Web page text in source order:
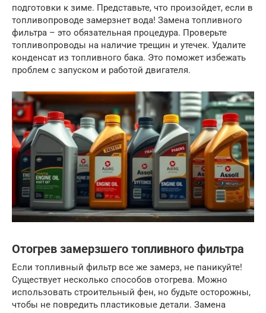
подготовки к зиме. Представьте, что произойдет, если в
топливопроводе замерзнет вода! Замена топливного
фильтра – это обязательная процедура. Проверьте
топливопроводы на наличие трещин и утечек. Удалите
конденсат из топливного бака. Это поможет избежать
проблем с запуском и работой двигателя.
Отогрев замерзшего топливного фильтра
Если топливный фильтр все же замерз, не паникуйте!
Существует несколько способов отогрева. Можно
использовать строительный фен, но будьте осторожны,
чтобы не повредить пластиковые детали. Замена